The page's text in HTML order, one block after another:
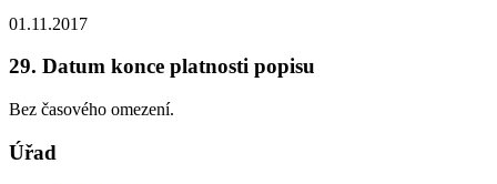
01.11.2017
29. Datum konce platnosti popisu
Bez časového omezení.
Úřad